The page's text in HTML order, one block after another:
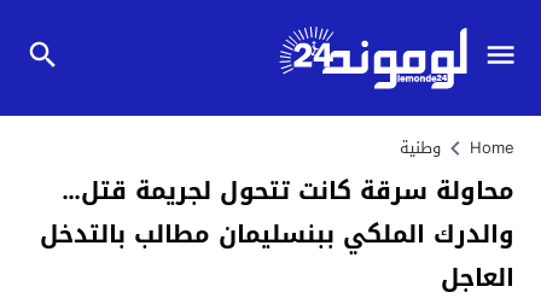
Home وطنية
محاولة سرقة كانت تتحول لجريمة قتل…
والدرك الملكي ببنسليمان مطالب بالتدخل
العاجل